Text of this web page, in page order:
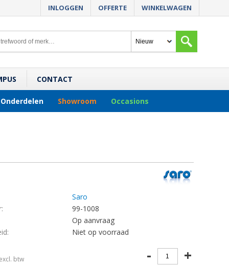
INLOGGEN OFFERTE WINKELWAGEN
CONTACT
Onderdelen Showroom Occasions
Saro
99-1008
Op aanvraag
Niet op voorraad
- +
btw